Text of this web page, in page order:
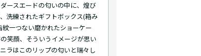
ースエードの匂いの中に、煌び
洗練されたギフトボックス(箱み
紋一つない磨かれたショーケー
笑顔、そういうイメージが思い
ラはこのリップの匂いと瑞々し